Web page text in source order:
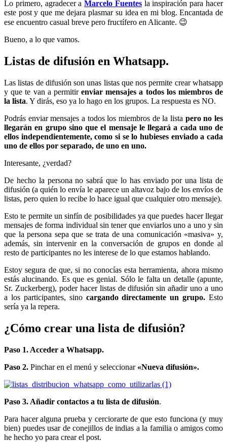
Lo primero, agradecer aMarcelo Fuentes la inspiración para hacer
este post y que me dejara plasmar su idea en mi blog. Encantada de
ese encuentro casual breve pero fructífero en Alicante. 😉
Bueno, a lo que vamos.
Listas de difusión en Whatsapp.
Las listas de difusión son unas listas que nos permite crear whatsapp
y que te van a permitir enviar mensajes a todos los miembros de
la lista. Y dirás, eso ya lo hago en los grupos. La respuesta es NO.
Podrás enviar mensajes a todos los miembros de la lista pero no les
llegarán en grupo sino que el mensaje le llegará a cada uno de
ellos independientemente, como si se lo hubieses enviado a cada
uno de ellos por separado, de uno en uno.
Interesante, ¿verdad?
De hecho la persona no sabrá que lo has enviado por una lista de
difusión (a quién lo envía le aparece un altavoz bajo de los envíos de
listas, pero quien lo recibe lo hace igual que cualquier otro mensaje).
Esto te permite un sinfín de posibilidades ya que puedes hacer llegar
mensajes de forma individual sin tener que enviarlos uno a uno y sin
que la persona sepa que se trata de una comunicación «masiva» y,
además, sin intervenir en la conversación de grupos en donde al
resto de participantes no les interese de lo que estamos hablando.
Estoy segura de que, si no conocías esta herramienta, ahora mismo
estás alucinando. Es que es genial. Sólo le falta un detalle (apunte,
Sr. Zuckerberg), poder hacer listas de difusión sin añadir uno a uno
a los participantes, sino cargando directamente un grupo. Esto
sería ya la repera.
¿Cómo crear una lista de difusión?
Paso 1. Acceder a Whatsapp.
Paso 2. Pinchar en el menú y seleccionar «Nueva difusión».
Paso 3. Añadir contactos a tu lista de difusión.
Para hacer alguna prueba y cerciorarte de que esto funciona (y muy
bien) puedes usar de conejillos de indias a la familia o amigos como
he hecho yo para crear el post.